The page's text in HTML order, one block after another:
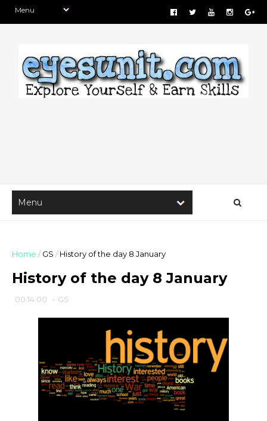
Home / GS / History of the day 8 January
History of the day 8 January
00:14:00 - GS